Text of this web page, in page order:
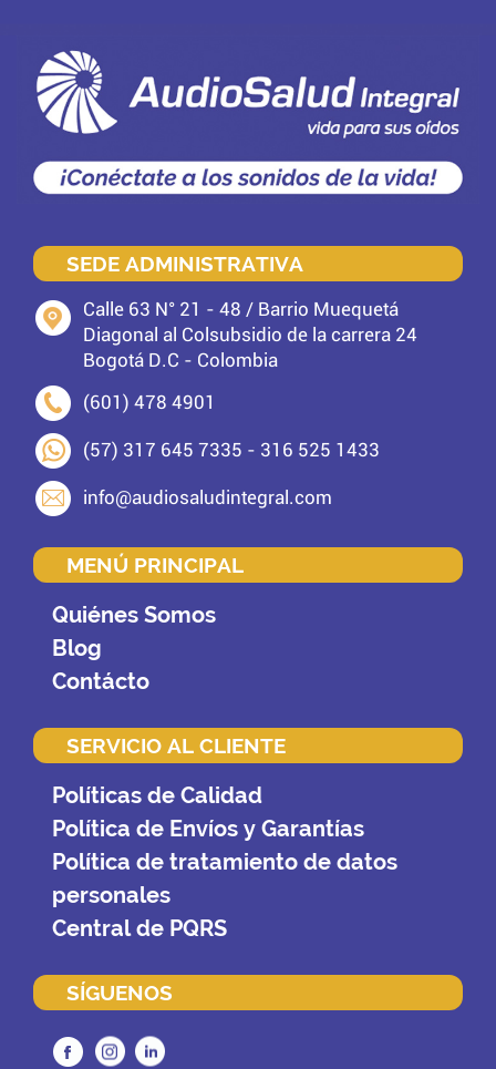
SEDE ADMINISTRATIVA
Calle 63 N° 21 - 48 / Barrio Muequetá
Diagonal al Colsubsidio de la carrera 24
Bogotá D.C - Colombia
(601) 478 4901
(57) 317 645 7335 - 316 525 1433
info@audiosaludintegral.com
MENÚ PRINCIPAL
Quiénes Somos
Blog
Contácto
SERVICIO AL CLIENTE
Políticas de Calidad
Política de Envíos y Garantías
Política de tratamiento de datos
personales
Central de PQRS
SÍGUENOS